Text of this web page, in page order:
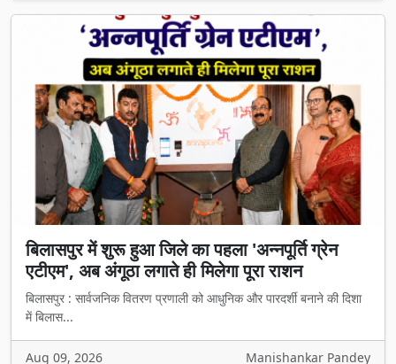
बिलासपुर में शुरू हुआ जिले का पहला 'अन्नपूर्ति ग्रेन
एटीएम', अब अंगूठा लगाते ही मिलेगा पूरा राशन
बिलासपुर : सार्वजनिक वितरण प्रणाली को आधुनिक और पारदर्शी बनाने की दिशा
में बिलास...
Aug 09, 2026 Manishankar Pandey